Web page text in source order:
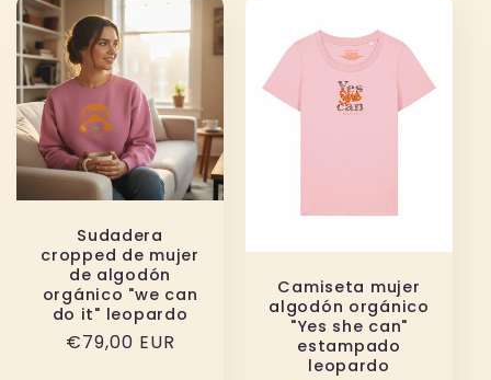
Sudadera
cropped de mujer
de algodón
orgánico "we can
do it" leopardo
Precio
€79,00 EUR
Camiseta mujer
algodón orgánico
"Yes she can"
estampado
leopardo